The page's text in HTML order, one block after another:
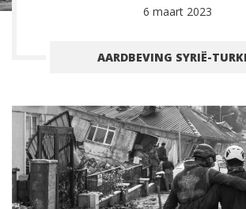
6 maart 2023
AARDBEVING SYRIË-